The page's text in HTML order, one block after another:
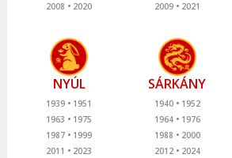
2008
2020
2009
2021
NYÚL
1939
1951
1963
1975
1987
1999
2011
2023
SÁRKÁNY
1940
1952
1964
1976
1988
2000
2012
2024